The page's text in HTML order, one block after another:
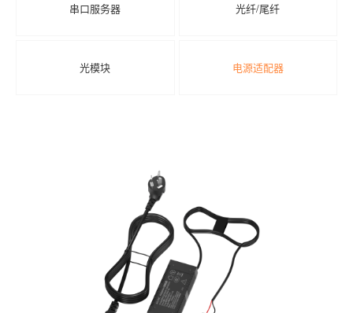
串⼝服务器 光纤/尾纤
光模块 电源适配器